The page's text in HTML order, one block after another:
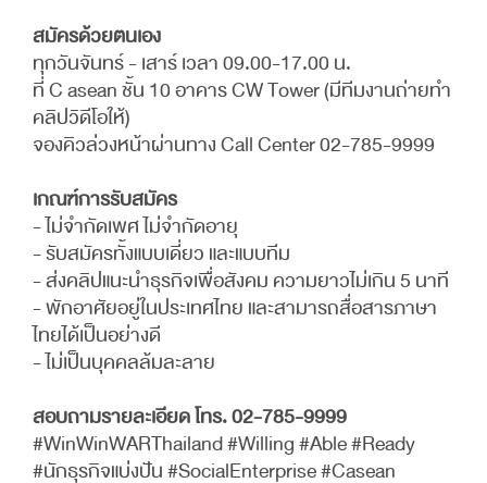
สมัครด้วยตนเอง
ทุกวันจันทร์ - เสาร์ เวลา 09.00-17.00 น.
ที่ C asean ชั้น 10 อาคาร CW Tower (มีทีมงานถ่ายทำ
คลิปวิดีโอให้)
จองคิวล่วงหน้าผ่านทาง Call Center 02-785-9999
เกณฑ์การรับสมัคร
- ไม่จำกัดเพศ ไม่จำกัดอายุ
- รับสมัครทั้งแบบเดี่ยว และแบบทีม
- ส่งคลิปแนะนำธุรกิจเพื่อสังคม ความยาวไม่เกิน 5 นาที
- พักอาศัยอยู่ในประเทศไทย และสามารถสื่อสารภาษา
ไทยได้เป็นอย่างดี
- ไม่เป็นบุคคลล้มละลาย
สอบถามรายละเอียด โทร. 02-785-9999
#WinWinWARThailand #Willing #Able #Ready
#นักธุรกิจแบ่งปัน #SocialEnterprise #Casean